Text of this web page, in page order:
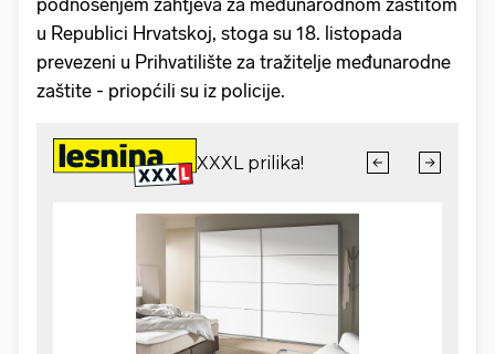
podnošenjem zahtjeva za međunarodnom zaštitom
u Republici Hrvatskoj, stoga su 18. listopada
prevezeni u Prihvatilište za tražitelje međunarodne
zaštite - priopćili su iz policije.